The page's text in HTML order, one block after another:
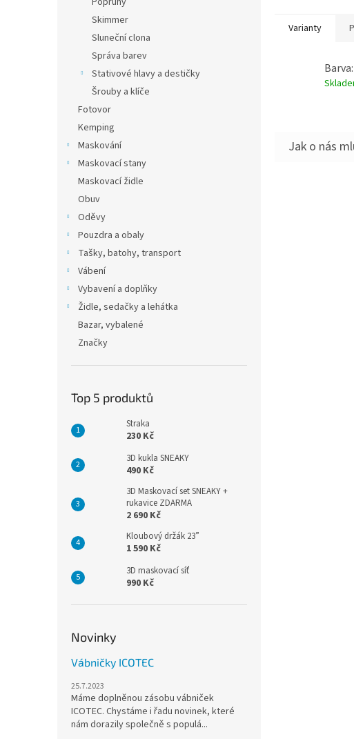
Skimmer
Sluneční clona
Správa barev
Stativové hlavy a destičky
Šrouby a klíče
Fotovor
Kemping
Maskování
Maskovací stany
Maskovací židle
Obuv
Oděvy
Pouzdra a obaly
Tašky, batohy, transport
Vábení
Vybavení a doplňky
Židle, sedačky a lehátka
Bazar, vybalené
Značky
Top 5 produktů
Straka
230 Kč
3D kukla SNEAKY
490 Kč
3D Maskovací set SNEAKY +
rukavice ZDARMA
2 690 Kč
Kloubový držák 23”
1 590 Kč
3D maskovací síť
990 Kč
Novinky
Vábničky ICOTEC
25.7.2023
Máme doplněnou zásobu vábniček
ICOTEC. Chystáme i řadu novinek, které
nám dorazily společně s populá...
Varianty